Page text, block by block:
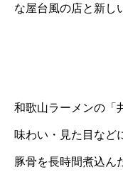
な屋台風の店と新し
和歌山ラーメンの「
味わい・見た目など
豚骨を長時間煮込ん